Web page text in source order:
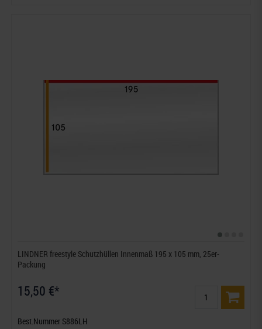
LINDNER freestyle Schutzhüllen Innenmaß 195 x 105 mm, 25er-
Packung
15,50 €*
Best.Nummer S886LH